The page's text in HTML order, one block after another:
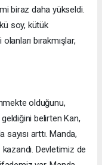
biraz daha yükseldi.
soy, kütük
bırakmışlar,
olduğunu,
belirten Kan,
arttı. Manda,
Devletimiz de